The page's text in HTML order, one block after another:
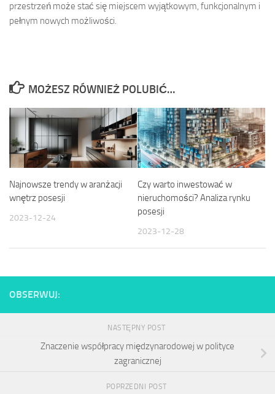
przestrzeń może stać się miejscem wyjątkowym, funkcjonalnym i
pełnym nowych możliwości.
MOŻESZ RÓWNIEŻ POLUBIĆ…
Najnowsze trendy w aranżacji
wnętrz posesji
2023-12-24
Czy warto inwestować w
nieruchomości? Analiza rynku
posesji
2023-12-28
OBSERWUJ:
NASTĘPNY POST
Znaczenie współpracy międzynarodowej w polityce
zagranicznej
POPRZEDNI POST